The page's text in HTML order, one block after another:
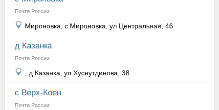
Почта России
Мироновка, с Мироновка, ул Центральная, 46
д Казанка
Почта России
, д Казанка, ул Хуснутдинова, 38
с Верх-Коен
Почта России